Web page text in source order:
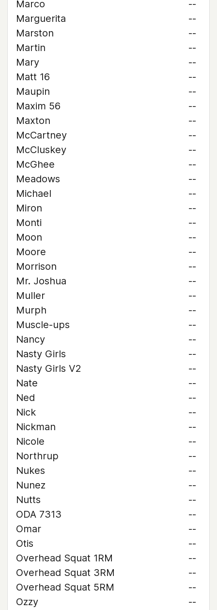
Marco
--
Marguerita
--
Marston
--
Martin
--
Mary
--
Matt 16
--
Maupin
--
Maxim 56
--
Maxton
--
McCartney
--
McCluskey
--
McGhee
--
Meadows
--
Michael
--
Miron
--
Monti
--
Moon
--
Moore
--
Morrison
--
Mr. Joshua
--
Muller
--
Murph
--
Muscle-ups
--
Nancy
--
Nasty Girls
--
Nasty Girls V2
--
Nate
--
Ned
--
Nick
--
Nickman
--
Nicole
--
Northrup
--
Nukes
--
Nunez
--
Nutts
--
ODA 7313
--
Omar
--
Otis
--
Overhead Squat 1RM
--
Overhead Squat 3RM
--
Overhead Squat 5RM
--
Ozzy
--